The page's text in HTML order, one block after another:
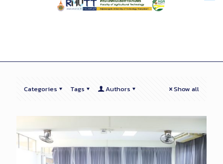
Categories Tags Authors Show all